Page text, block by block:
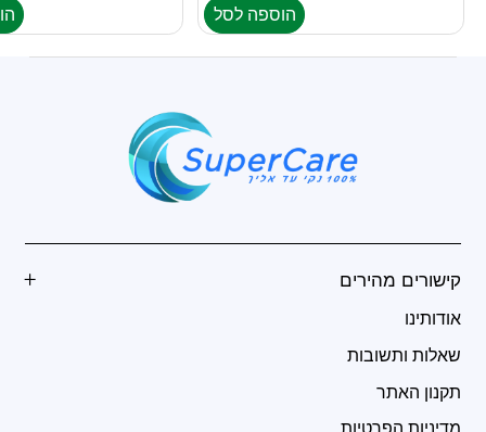
הוספה לסל
קישורים מהירים
אודותינו
שאלות ותשובות
תקנון האתר